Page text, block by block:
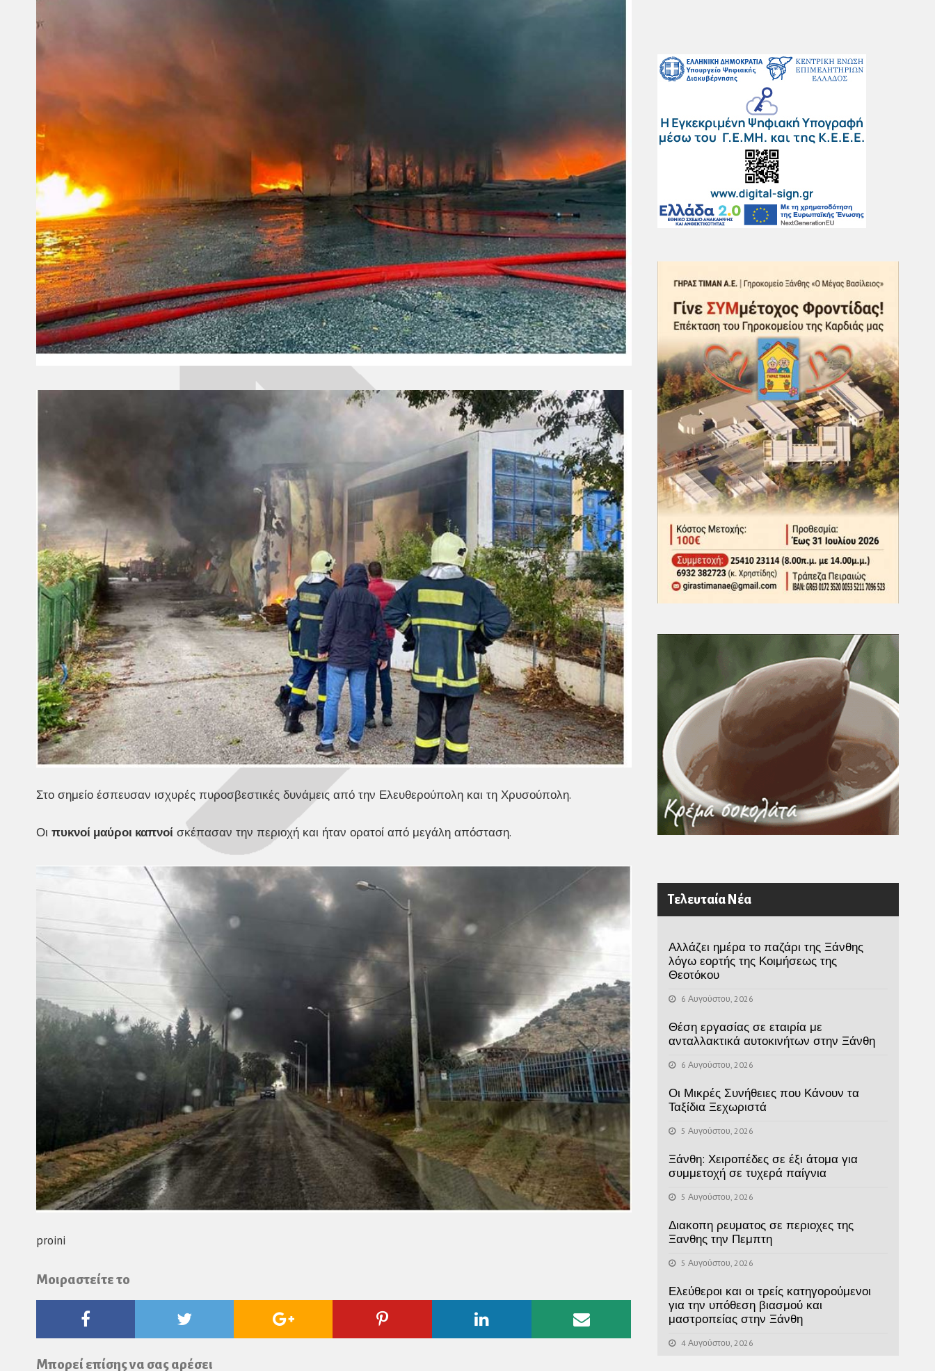
Στο σημείο έσπευσαν ισχυρές πυροσβεστικές δυνάμεις από την Ελευθερούπολη και τη Χρυσούπολη.
Οι πυκνοί μαύροι καπνοί σκέπασαν την περιοχή και ήταν ορατοί από μεγάλη απόσταση.
proini
Μοιραστείτε το
Twitter
Google
Pinterest Linkedin Email
Μπορεί επίσης να σας αρέσει
Τελευταία Νέα
Αλλάζει ημέρα το παζάρι της Ξάνθης
λόγω εορτής της Κοιμήσεως της
Θεοτόκου
6 Αυγούστου, 2026
Θέση εργασίας σε εταιρία με
ανταλλακτικά αυτοκινήτων στην Ξάνθη
6 Αυγούστου, 2026
Οι Μικρές Συνήθειες που Κάνουν τα
Ταξίδια Ξεχωριστά
5 Αυγούστου, 2026
Ξάνθη: Χειροπέδες σε έξι άτομα για
συμμετοχή σε τυχερά παίγνια
5 Αυγούστου, 2026
Διακοπη ρευματος σε περιοχες της
Ξανθης την Πεμπτη
5 Αυγούστου, 2026
Ελεύθεροι και οι τρείς κατηγορούμενοι
για την υπόθεση βιασμού και
μαστροπείας στην Ξάνθη
4 Αυγούστου, 2026